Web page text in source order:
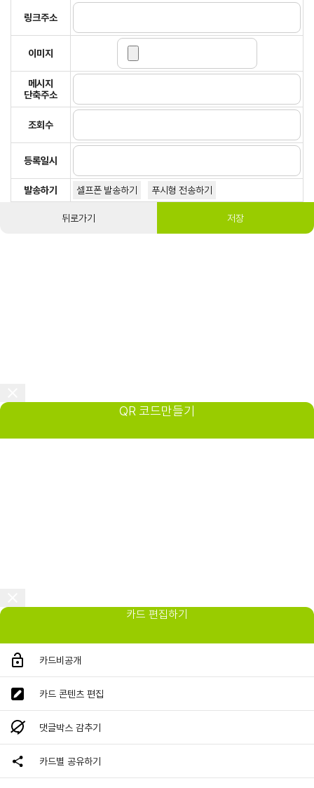
링크주소
이미지
메시지
단축주소
조회수
등록일시
발송하기 셀프폰 발송하기 푸시형 전송하기
뒤로가기 저장
QR 코드만들기
카드 편집하기
카드비공개
카드 콘텐츠 편집
댓글박스 감추기
카드별 공유하기